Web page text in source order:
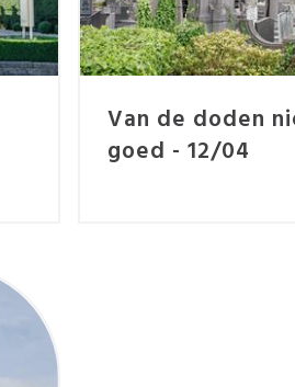
Van de doden
goed - 12/04